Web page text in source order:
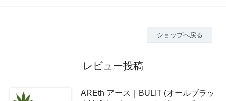
ショップへ戻る
レビュー投稿
AREth アース｜BULIT (オールブラッ